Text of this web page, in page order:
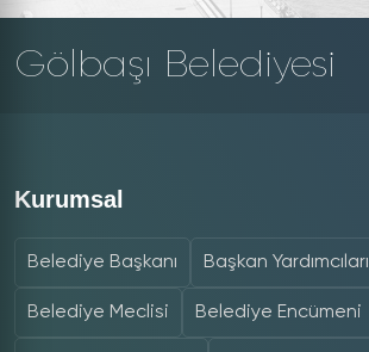
Gölbaşı Belediyesi
Kurumsal
Belediye Başkanı Başkan Yardımcıları
Belediye Meclisi Belediye Encümeni